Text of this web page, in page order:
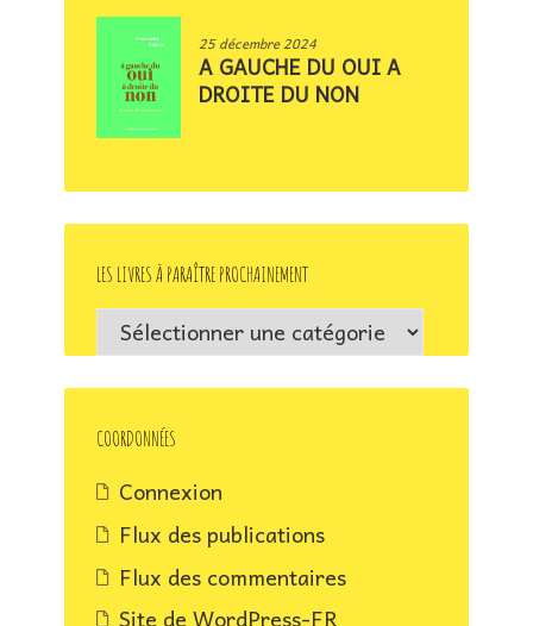
25 décembre 2024
A GAUCHE DU OUI A
DROITE DU NON
LES LIVRES À PARAÎTRE PROCHAINEMENT
Les
livres
à
paraître
COORDONNÉES
Connexion
Flux des publications
Flux des commentaires
Site de WordPress-FR